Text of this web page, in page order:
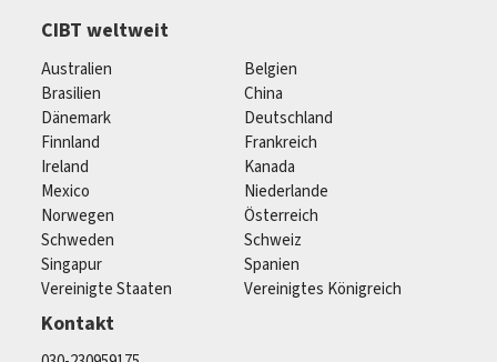
CIBT weltweit
Australien
Belgien
Brasilien
China
Dänemark
Deutschland
Finnland
Frankreich
Ireland
Kanada
Mexico
Niederlande
Norwegen
Österreich
Schweden
Schweiz
Singapur
Spanien
Vereinigte Staaten
Vereinigtes Königreich
Kontakt